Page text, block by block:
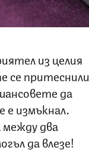
из целия
се притеснили
да
е измъкнал.
два
да влезе!